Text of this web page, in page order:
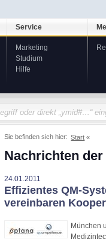
Service
Marketing
Studium
Hilfe
Sie befinden sich hier: Start
Nachrichten
24.01.2011
Effizientes QM-
vereinbaren
München